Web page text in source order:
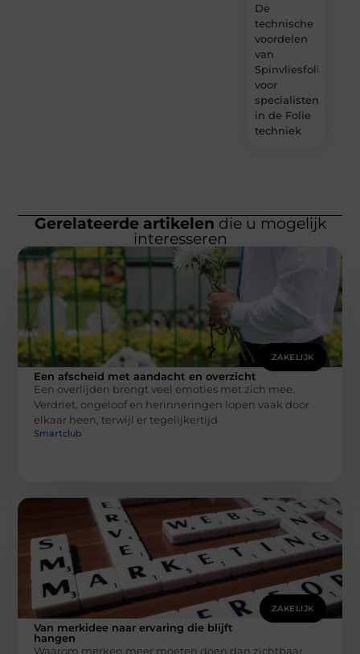
De
technische
voordelen
van
Spinvliesfolie
voor
specialisten
in de Folie
techniek
Gerelateerde artikelen die u mogelijk
interesseren
ZAKELIJK
Een afscheid met aandacht en overzicht
Een overlijden brengt veel emoties met zich mee.
Verdriet, ongeloof en herinneringen lopen vaak door
elkaar heen, terwijl er tegelijkertijd
Smartclub
ZAKELIJK
Van merkidee naar ervaring die blijft
hangen
Waarom merken meer moeten doen dan zichtbaar